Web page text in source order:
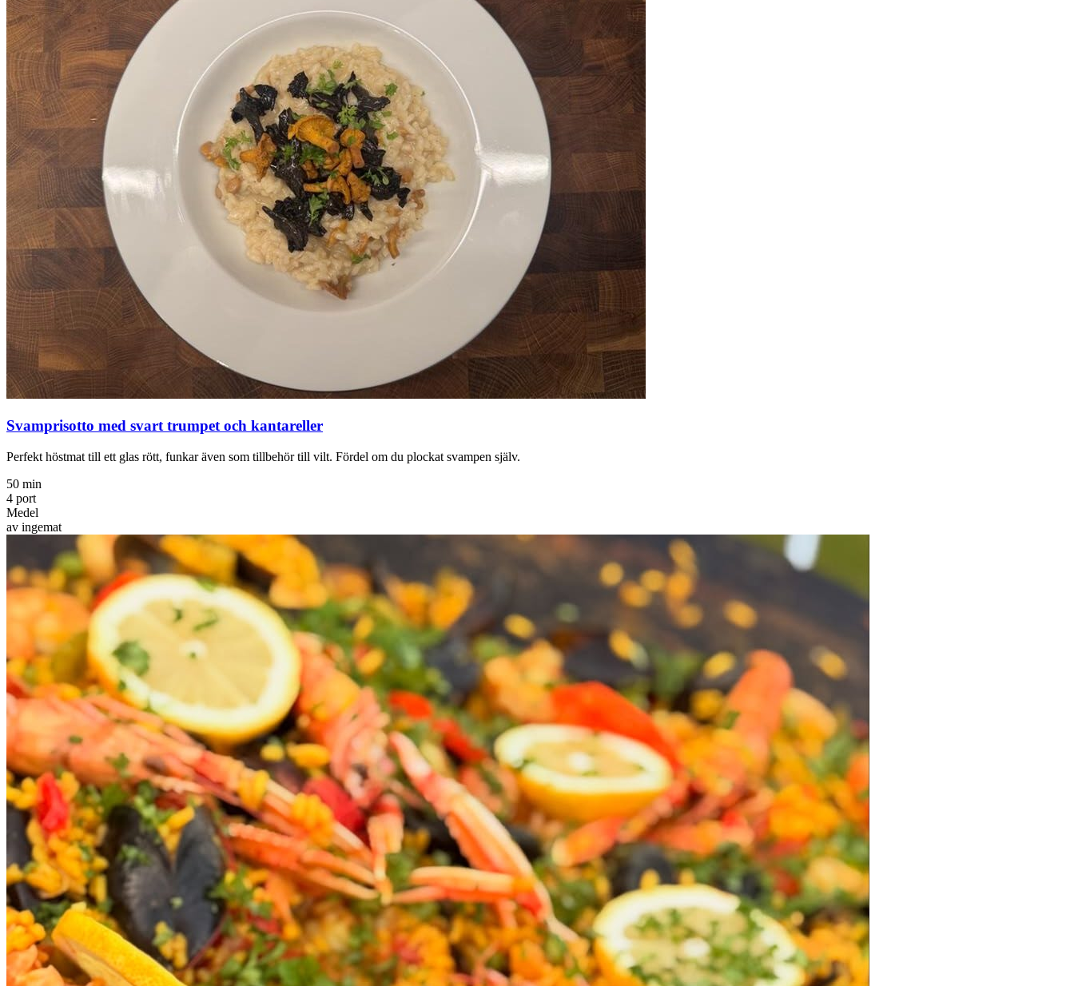
Svamprisotto med svart trumpet och kantareller
Perfekt höstmat till ett glas rött, funkar även som tillbehör till vilt. Fördel om du plockat svampen själv.
50 min
4 port
Medel
av ingemat